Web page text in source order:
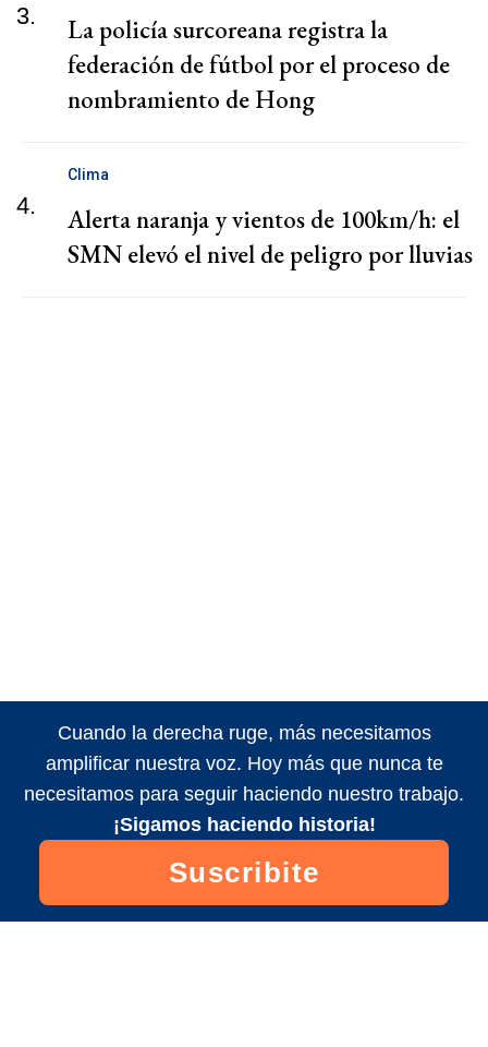
3.
La policía surcoreana registra la
federación de fútbol por el proceso de
nombramiento de Hong
4.
Clima
Alerta naranja y vientos de 100km/h: el
SMN elevó el nivel de peligro por lluvias
Cuando la derecha ruge, más necesitamos
amplificar nuestra voz. Hoy más que nunca te
necesitamos para seguir haciendo nuestro trabajo.
¡Sigamos haciendo historia!
Suscribite